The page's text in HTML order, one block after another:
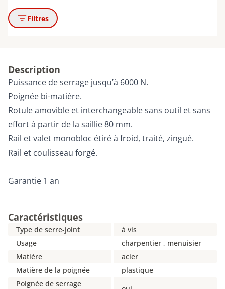
Filtres
Description
Puissance de serrage jusqu’à 6000 N.
Poignée bi-matière.
Rotule amovible et interchangeable sans outil et sans
effort à partir de la saillie 80 mm.
Rail et valet monobloc étiré à froid, traité, zingué.
Rail et coulisseau forgé.
Garantie 1 an
Caractéristiques
Type de serre-joint
à vis
Usage
charpentier , menuisier
Matière
acier
Matière de la poignée
plastique
Poignée de serrage